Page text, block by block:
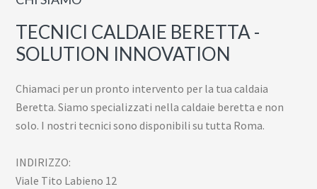
TECNICI CALDAIE BERETTA -
SOLUTION INNOVATION
Chiamaci per un pronto intervento per la tua caldaia
Beretta. Siamo specializzati nella caldaie beretta e non
solo. I nostri tecnici sono disponibili su tutta Roma.
INDIRIZZO:
Viale Tito Labieno 12